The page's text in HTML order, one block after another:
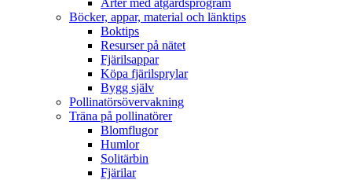
Böcker, appar, material och länktips
Boktips
Resurser på nätet
Fjärilsappar
Köpa fjärilsprylar
Bygg själv
Pollinatörsövervakning
Träna på pollinatörer
Blomflugor
Humlor
Solitärbin
Fjärilar